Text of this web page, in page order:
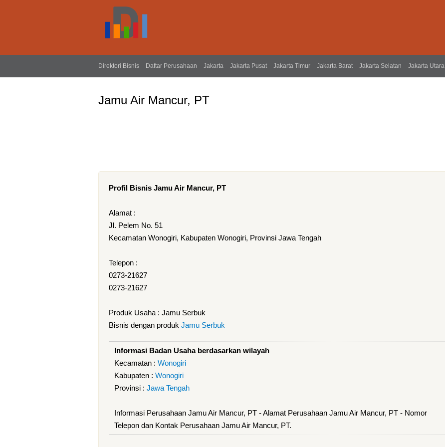
Direktori Bisnis Daftar Perusahaan Jakarta Jakarta Pusat Jakarta Timur Jakarta Barat Jakarta Selatan Jakarta Utara
Jamu Air Mancur, PT
Profil Bisnis Jamu Air Mancur, PT
Alamat :
Jl. Pelem No. 51
Kecamatan Wonogiri, Kabupaten Wonogiri, Provinsi Jawa Tengah
Telepon :
0273-21627
0273-21627
Produk Usaha : Jamu Serbuk
Bisnis dengan produk Jamu Serbuk
Informasi Badan Usaha berdasarkan wilayah
Kecamatan : Wonogiri
Kabupaten : Wonogiri
Provinsi : Jawa Tengah
Informasi Perusahaan Jamu Air Mancur, PT - Alamat Perusahaan Jamu Air Mancur, PT - Nomor
Telepon dan Kontak Perusahaan Jamu Air Mancur, PT.